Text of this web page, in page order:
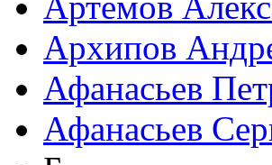
Архипов
Афанасьев
Афанасьев